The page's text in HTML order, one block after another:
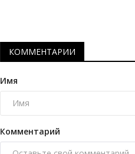
КОММЕНТАРИИ
Имя
Комментарий
Апрель 12, 2025